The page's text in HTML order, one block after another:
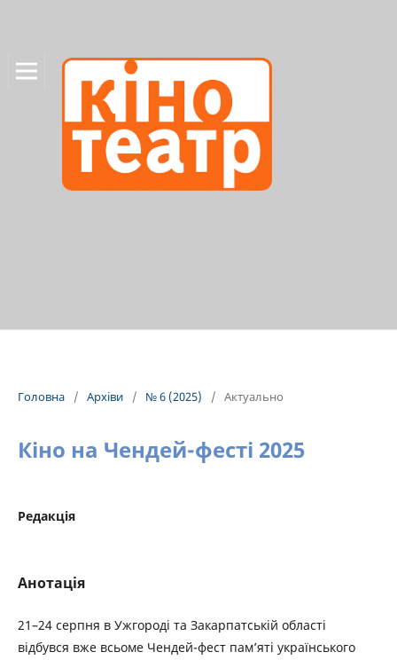
Головна / Архіви / № 6 (2025) / Актуально
Кіно на Чендей-фесті 2025
Редакція
Анотація
21–24 серпня в Ужгороді та Закарпатській області
відбувся вже всьоме Чендей-фест пам’яті українського